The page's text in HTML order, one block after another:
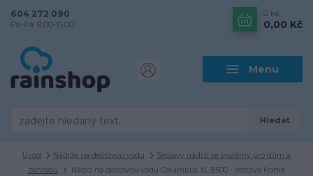
Menu
Hledat
604 272 090
Po-Pá: 9.00-15.00
0 ks
0,00 Kč
Úvod Nádrže na dešťovou vodu
Sestavy nádrží se systémy pro dům a
zahradu
Nádrž na dešťovou vodu Columbus XL 8500 - sestava Home